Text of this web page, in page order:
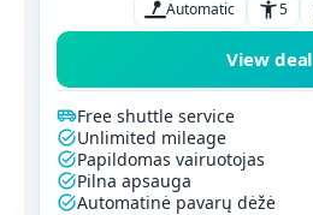
Automatic 5
View deal
Free shuttle service
Unlimited mileage
Papildomas vairuotojas
Pilna apsauga
Automatinė pavarų dėžė